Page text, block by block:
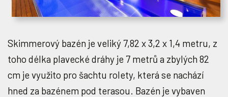
Skimmerový bazén je veliký 7,82 x 3,2 x 1,4 metru, z
toho délka plavecké dráhy je 7 metrů a zbylých 82
cm je využito pro šachtu rolety, která se nachází
hned za bazénem pod terasou. Bazén je vybaven